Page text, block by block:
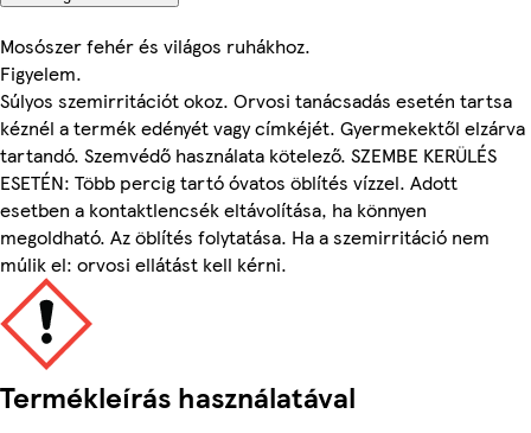
Mosószer fehér és világos ruhákhoz.
Figyelem.
Súlyos szemirritációt okoz. Orvosi tanácsadás esetén tartsa
kéznél a termék edényét vagy címkéjét. Gyermekektől elzárva
tartandó. Szemvédő használata kötelező. SZEMBE KERÜLÉS
ESETÉN: Több percig tartó óvatos öblítés vízzel. Adott
esetben a kontaktlencsék eltávolítása, ha könnyen
megoldható. Az öblítés folytatása. Ha a szemirritáció nem
múlik el: orvosi ellátást kell kérni.
Termékleírás használatával